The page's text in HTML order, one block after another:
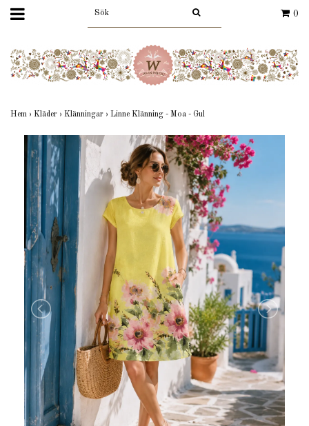
0
Hem › Kläder › Klänningar › Linne Klänning - Moa - Gul